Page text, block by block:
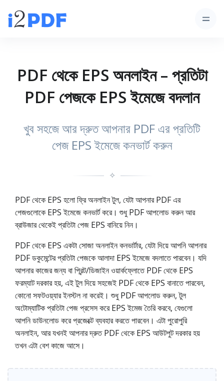
PDF থেকে EPS অনলাইন – প্রতিটা
PDF পেজকে EPS ইমেজে বদলান
খুব সহজে আর দ্রুত আপনার PDF এর প্রতিটি
পেজ EPS ইমেজে কনভার্ট করুন
✧
PDF থেকে EPS হলো ফ্রি অনলাইন টুল, যেটা আপনার PDF এর
পেজগুলোকে EPS ইমেজে কনভার্ট করে। শুধু PDF আপলোড করুন আর
ব্রাউজার থেকেই প্রতিটা পেজ EPS বানিয়ে নিন।
PDF থেকে EPS একটা সোজা অনলাইন কনভার্টার, যেটা দিয়ে আপনি আপনার
PDF ডকুমেন্টের প্রতিটা পেজকে আলাদা EPS ইমেজে বদলাতে পারবেন। যদি
আপনার কাজের জন্য বা প্রিন্ট/ডিজাইন ওয়ার্কফ্লোতে PDF থেকে EPS
ফরম্যাট দরকার হয়, এই টুল দিয়ে সহজেই PDF থেকে EPS বানাতে পারবেন,
কোনো সফটওয়্যার ইনস্টল না করেই। শুধু PDF আপলোড করুন, টুল
অটোম্যাটিক প্রতিটা পেজ প্রসেস করে EPS ইমেজ তৈরি করবে, যেগুলো
আপনি ডাউনলোড করে প্রজেক্টে ব্যবহার করতে পারবেন। এটা পুরোপুরি
অনলাইন, আর যখনই আপনার দ্রুত PDF থেকে EPS আউটপুট দরকার হয়
তখন এটা বেশ কাজে আসে।